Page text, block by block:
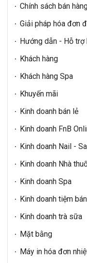
Chính sách bán
Giải pháp hóa đơn
Hướng dẫn - Hỗ trợ
Khách hàng
Khách hàng Spa
Khuyến mãi
Kinh doanh bán lẻ
Kinh doanh FnB
Kinh doanh Nail -
Kinh doanh Nhà
Kinh doanh Spa
Kinh doanh tiệm
Kinh doanh trà sữa
Mặt bằng
Máy in hóa đơn